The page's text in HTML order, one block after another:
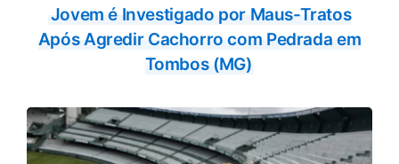
Jovem é Investigado por Maus-Tratos
Após Agredir Cachorro com Pedrada em
Tombos (MG)